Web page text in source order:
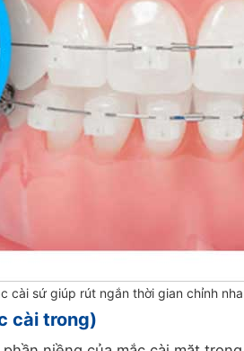
cài sứ giúp rút ngắn thời gian chỉnh nha
cài trong)